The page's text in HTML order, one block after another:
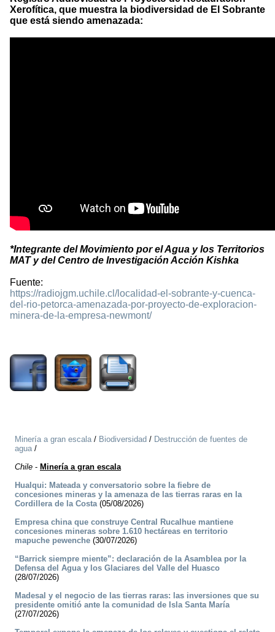
Xerofítica, que muestra la biodiversidad de El Sobrante
que está siendo amenazada:
*Integrante del Movimiento por el Agua y los Territorios
MAT y del Centro de Investigación Acción Kishka
Fuente:
https://radiojgm.uchile.cl/localidad-el-sobrante-y-cuenca-
del-rio-petorca-amenazada-por-proyecto-de-exploracion-
minera-de-la-empresa-newmont/
Minería a gran escala/ Biodiversidad / Destrucción de fuentes de
agua/
Chile - Minería a gran escala
Hualqui: Mateada y conversatorio sobre la fiebre de
concesiones mineras y la amenaza de las tierras raras en la
Cordillera de la Costa(05/08/2026)
Empresa china que construye Central Rucalhue mantiene
concesiones mineras sobre 1.610 hectáreas en territorio
mapuche pewenche (30/07/2026)
“Barrick siempre miente”: declaración de la Asamblea por la
Defensa del Agua y los Glaciares del Valle del Huasco
(28/07/2026)
Madesal y el negocio de las tierras raras: las inversiones que su
presidente omitió ante la comunidad de Isla Santa María
(27/07/2026)